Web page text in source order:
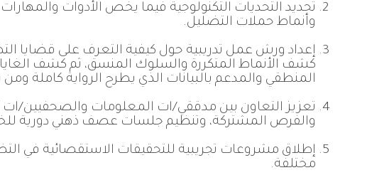
تحديد التحديات التكنولوجية فيما يخص الأدوات
وأنماط حملات التضليل.
إعداد ورش عمل تدريبية حول كيفية التعرف على قضايا
كشف الأنماط المتكررة والسلوك المنسق، ثم كشف
المنطقي والمدعم بالبيانات الذي يطرح الرواية كاملة
تعزيز التعاون بين مدققي/ات المعلومات والصحفيين/
والفرص المشتركة، وتنظيم جلسات عصف ذهني دورية
إطلاق مشروعات تجريبية للتحقيقات الاستقصائية في
مختلفة.